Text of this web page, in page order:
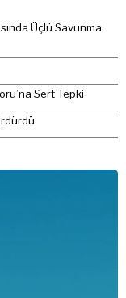
Üçlü Savunma
Sert Tepki